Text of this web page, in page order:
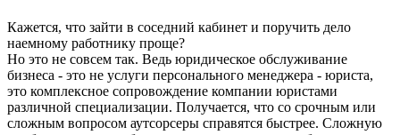
Кажется, что зайти в соседний кабинет и поручить дело
наемному работнику проще?
Но это не совсем так. Ведь юридическое обслуживание
бизнеса - это не услуги персонального менеджера - юриста,
это комплексное сопровождение компании юристами
различной специализации. Получается, что со срочным или
сложным вопросом аутсорсеры справятся быстрее. Сложную